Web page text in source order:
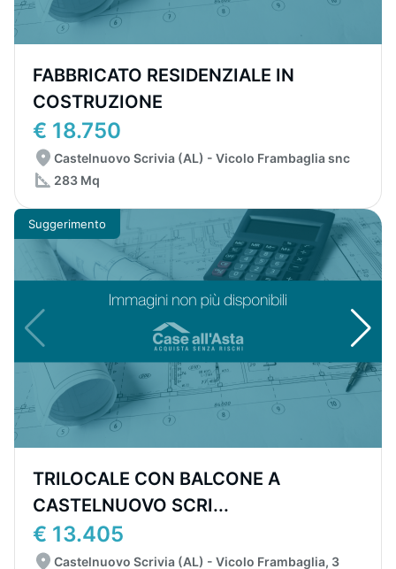
FABBRICATO RESIDENZIALE IN
COSTRUZIONE
€ 18.750
Castelnuovo Scrivia (AL) - Vicolo Frambaglia snc
283 Mq
Suggerimento
TRILOCALE CON BALCONE A
CASTELNUOVO SCRI...
€ 13.405
Castelnuovo Scrivia (AL) - Vicolo Frambaglia, 3